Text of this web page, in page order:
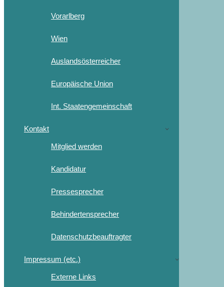
Vorarlberg
Wien
Auslandsösterreicher
Europäische Union
Int. Staatengemeinschaft
Kontakt
Mitglied werden
Kandidatur
Pressesprecher
Behindertensprecher
Datenschutzbeauftragter
Impressum (etc.)
Externe Links